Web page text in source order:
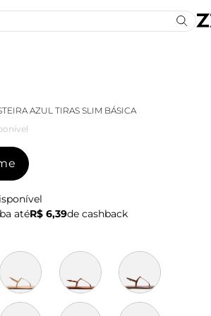
AZUL TIRAS SLIM BÁSICA
atéR$ 6,39de cashback